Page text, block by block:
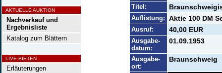
AKTUELLE AUKTION
Nachverkauf und
Ergebnisliste
Katalog zum Blättern
LIVE BIETEN
Erläuterungen
Titel:
Auflistung: Aktie 100 DM
Ausruf: 40,00 EUR
Ausgabe-
datum:
01.09.1953
Ausgabe-
ort:
Braunschweig